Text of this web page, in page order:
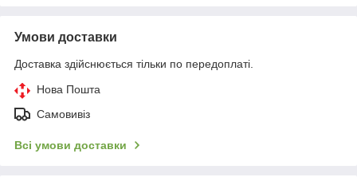
Умови доставки
Доставка здійснюється тільки по передоплаті.
Нова Пошта
Самовивіз
Всі умови доставки